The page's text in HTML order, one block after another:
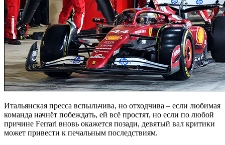
Итальянская пресса вспыльчива, но отходчива – если любимая
команда начнёт побеждать, ей всё простят, но если по любой
причине Ferrari вновь окажется позади, девятый вал критики
может привести к печальным последствиям.